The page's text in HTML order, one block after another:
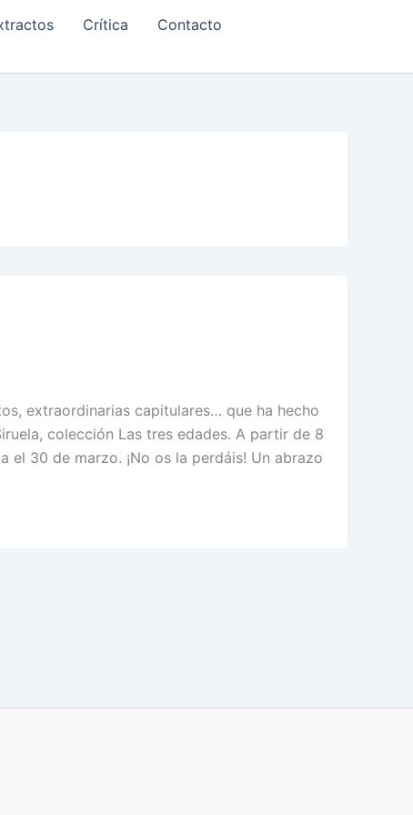
Crítica
Contacto
extraordinarias capitulares… que ha hecho
colección Las tres edades. A partir de 8
el 30 de marzo. ¡No os la perdáis! Un abrazo